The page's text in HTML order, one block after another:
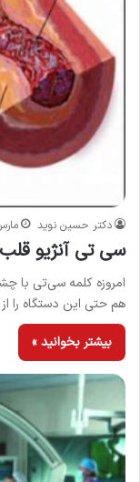
دکتر حسین نوید مارس 17,
سی تی آنژیو
امروزه کلمه سی‌تی با
هم حتی این دستگاه را
بیشتر بخوانید »